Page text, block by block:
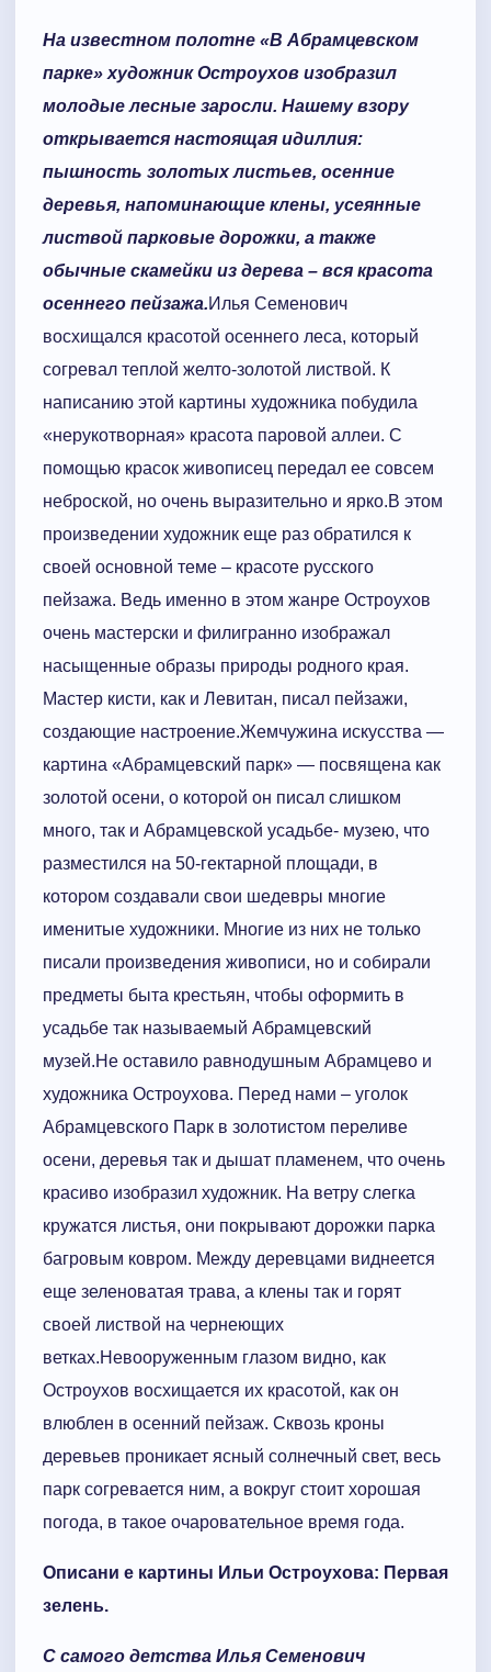
На известном полотне «В Абрамцевском
парке» художник Остроухов изобразил
молодые лесные заросли. Нашему взору
открывается настоящая идиллия:
пышность золотых листьев, осенние
деревья, напоминающие клены, усеянные
листвой парковые дорожки, а также
обычные скамейки из дерева – вся красота
осеннего пейзажа.Илья Семенович
восхищался красотой осеннего леса, который
согревал теплой желто-золотой листвой. К
написанию этой картины художника побудила
«нерукотворная» красота паровой аллеи. С
помощью красок живописец передал ее совсем
неброской, но очень выразительно и ярко.В этом
произведении художник еще раз обратился к
своей основной теме – красоте русского
пейзажа. Ведь именно в этом жанре Остроухов
очень мастерски и филигранно изображал
насыщенные образы природы родного края.
Мастер кисти, как и Левитан, писал пейзажи,
создающие настроение.Жемчужина искусства —
картина «Абрамцевский парк» — посвящена как
золотой осени, о которой он писал слишком
много, так и Абрамцевской усадьбе- музею, что
разместился на 50-гектарной площади, в
котором создавали свои шедевры многие
именитые художники. Многие из них не только
писали произведения живописи, но и собирали
предметы быта крестьян, чтобы оформить в
усадьбе так называемый Абрамцевский
музей.Не оставило равнодушным Абрамцево и
художника Остроухова. Перед нами – уголок
Абрамцевского Парк в золотистом переливе
осени, деревья так и дышат пламенем, что очень
красиво изобразил художник. На ветру слегка
кружатся листья, они покрывают дорожки парка
багровым ковром. Между деревцами виднеется
еще зеленоватая трава, а клены так и горят
своей листвой на чернеющих
ветках.Невооруженным глазом видно, как
Остроухов восхищается их красотой, как он
влюблен в осенний пейзаж. Сквозь кроны
деревьев проникает ясный солнечный свет, весь
парк согревается ним, а вокруг стоит хорошая
погода, в такое очаровательное время года.
Описани е картины Ильи Остроухова: Первая
зелень.
С самого детства Илья Семенович